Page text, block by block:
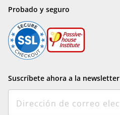
Probado y seguro
Suscríbete ahora a la newsletter